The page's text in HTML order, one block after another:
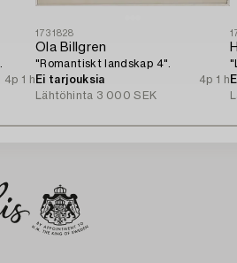
4p 1 h
1731828
Ola Billgren
"Romantiskt landskap 4".
Ei tarjouksia
4p 1 h
Lähtöhinta 3 000 SEK